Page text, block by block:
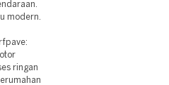
modern.
ringan